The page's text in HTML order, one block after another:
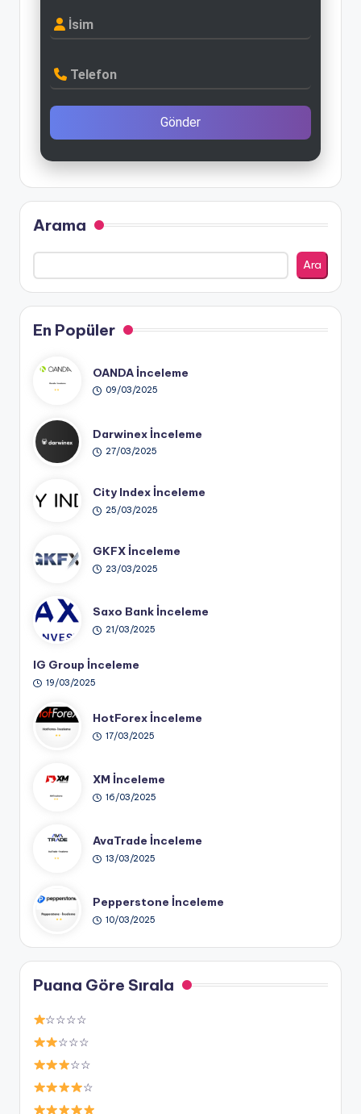
İsim
Telefon
Gönder
Arama
Ara
En Popüler
OANDA İnceleme
09/03/2025
Darwinex İnceleme
27/03/2025
City Index İnceleme
25/03/2025
GKFX İnceleme
23/03/2025
Saxo Bank İnceleme
21/03/2025
IG Group İnceleme
19/03/2025
HotForex İnceleme
17/03/2025
XM İnceleme
16/03/2025
AvaTrade İnceleme
13/03/2025
Pepperstone İnceleme
10/03/2025
Puana Göre Sırala
☆☆☆☆
☆☆☆
☆☆
☆